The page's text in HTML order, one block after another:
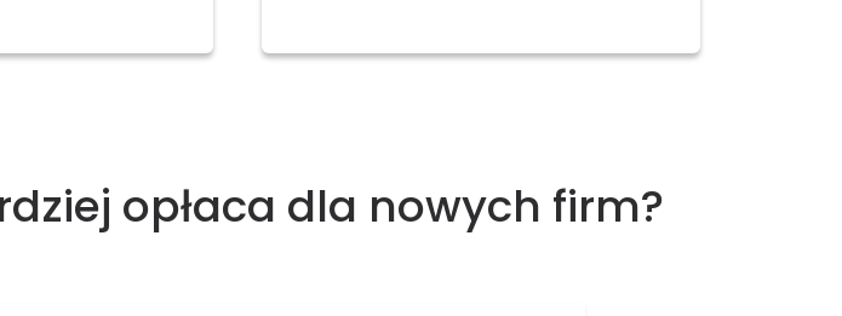
opłaca dla nowych firm?